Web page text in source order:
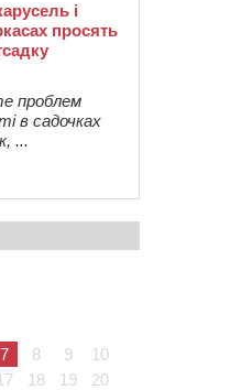
і
просять
проблем
в садочках
...
7 8 9
10
18 19 20